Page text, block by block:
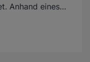
Anhand eines
Cross-